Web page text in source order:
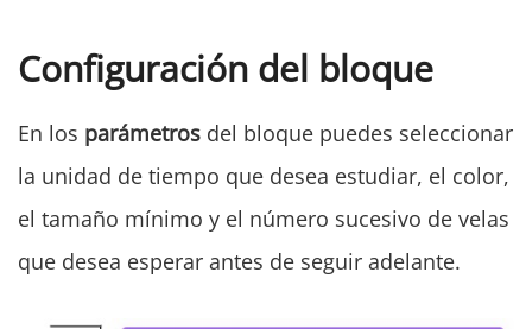
Configuración del bloque
En los parámetros del bloque puedes seleccionar
la unidad de tiempo que desea estudiar, el color,
el tamaño mínimo y el número sucesivo de velas
que desea esperar antes de seguir adelante.